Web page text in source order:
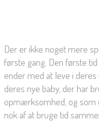
Der er ikke noget mere
første gang. Den første
ender med at leve i
deres nye baby, der har
opmærksomhed, og som
nok af at bruge tid